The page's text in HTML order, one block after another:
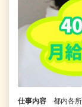
仕事内容
都内各